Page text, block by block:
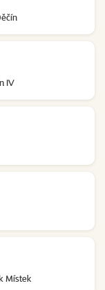
IV
Místek